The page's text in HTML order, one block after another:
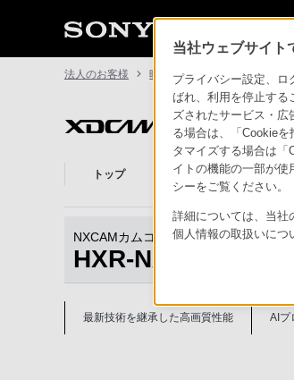
法人のお客様 映像制作機器 XDCAM／
トップ
XDCAM/NXCAM
とは
NXCAMカムコーダー
HXR-NX800
最新技術を継承した高画質性能 AIプ
当社ウェブサイト
プライバシー設定、ロ
ばれ、利用を停止する
ズされたサービス・広
る場合は、「Cookie
タマイズする場合は
イトの機能の一部が使
シーをご覧ください。
詳細については、当社
個人情報の取扱いにつ